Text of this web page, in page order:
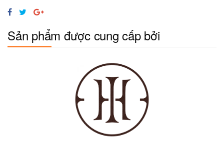
Sản phẩm được cung cấp bởi